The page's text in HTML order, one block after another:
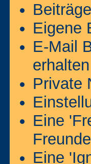
Eigene
E-Mail
erhalten
Private
Eine
Eine